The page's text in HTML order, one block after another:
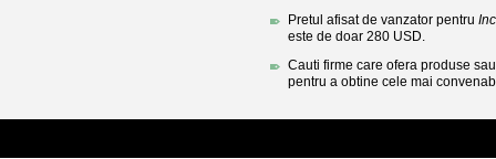
Pretul afisat de vanzator pentru
este de doar 280 USD.
Cauti firme care ofera produse
pentru a obtine cele mai